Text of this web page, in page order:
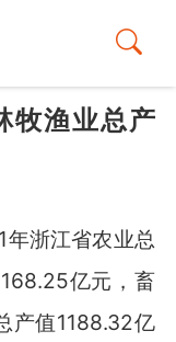
牧渔业总产
浙江省农业总
亿元，畜
产值1188.32亿